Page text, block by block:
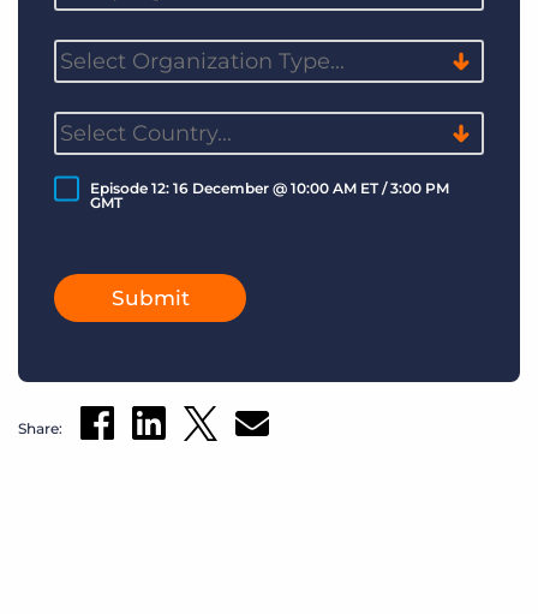
Episode 12: 16 December @ 10:00 AM ET / 3:00 PM
GMT
Submit
Share: